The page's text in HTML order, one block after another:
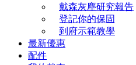
戴森灰塵研究報告
登記你的保固
到府示範教學
最新優惠
配件